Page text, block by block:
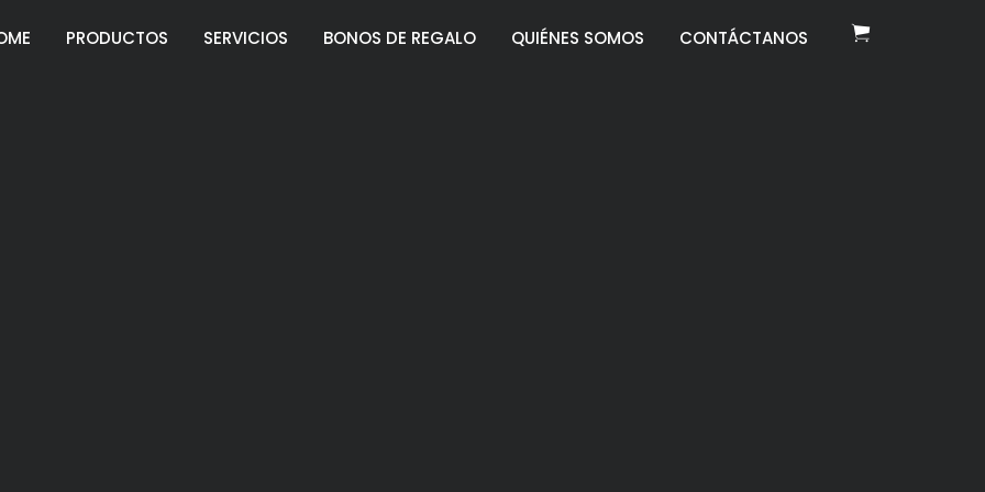
PRODUCTOS SERVICIOS BONOS DE REGALO QUIÉNES SOMOS CONTÁCTANOS